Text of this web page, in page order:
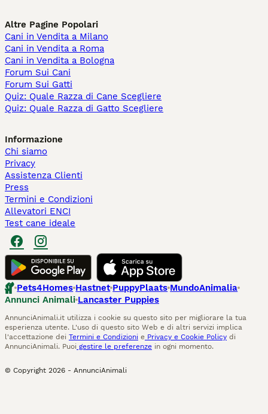
Altre Pagine Popolari
Cani in Vendita a Milano
Cani in Vendita a Roma
Cani in Vendita a Bologna
Forum Sui Cani
Forum Sui Gatti
Quiz: Quale Razza di Cane Scegliere
Quiz: Quale Razza di Gatto Scegliere
Informazione
Chi siamo
Privacy
Assistenza Clienti
Press
Termini e Condizioni
Allevatori ENCI
Test cane ideale
Pets4Homes Hastnet PuppyPlaats MundoAnimalia
Annunci Animali Lancaster Puppies
AnnunciAnimali.it utilizza i cookie su questo sito per migliorare la tua
esperienza utente. L'uso di questo sito Web e di altri servizi implica
l'accettazione dei Termini e Condizioni e Privacy e Cookie Policy di
AnnunciAnimali. Puoi gestire le preferenze in ogni momento.
© Copyright 2026 - AnnunciAnimali